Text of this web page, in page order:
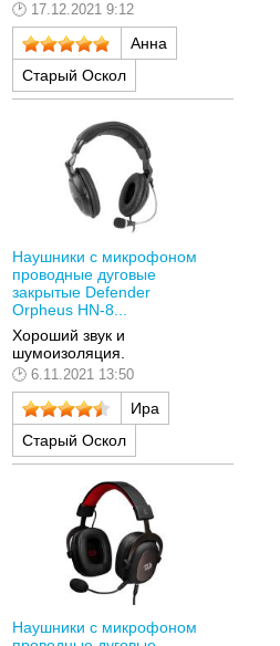
17.12.2021 9:12
Анна
Старый Оскол
Наушники с микрофоном
проводные дуговые
закрытые Defender
Orpheus HN-8...
Хороший звук и
шумоизоляция.
6.11.2021 13:50
Ира
Старый Оскол
Наушники с микрофоном